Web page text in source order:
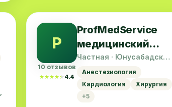
P
10 отзывов
★★★★★
★★★★★ 4.4
ProfMedService
медицинский
центр в Ташкенте
Частная · Юнусабадский
Анестезиология
Кардиология
Хирургия
+5